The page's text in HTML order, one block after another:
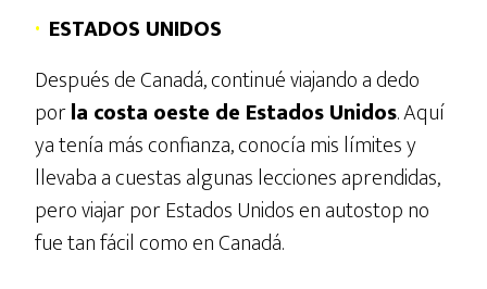
· ESTADOS UNIDOS
Después de Canadá, continué viajando a dedo
porla costa oeste de Estados Unidos. Aquí
ya tenía más confianza, conocía mis límites y
llevaba a cuestas algunas lecciones aprendidas,
pero viajar por Estados Unidos en autostop no
fue tan fácil como en Canadá.